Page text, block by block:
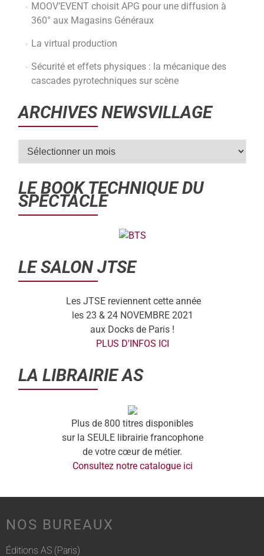
MOOV’EVENT choisit APG pour une diffusion à
360° aux Magasins Généraux
La virtual production
Sécurité et effets physiques : la mécanique des
cascades pyrotechniques sur scène
ARCHIVES NEWSVILLAGE
LE BOOK TECHNIQUE DU
SPECTACLE
LE SALON JTSE
Les JTSE reviennent cette année
les 23 & 24 NOVEMBRE 2021
aux Docks de Paris !
PLUS D'INFOS ICI
LA LIBRAIRIE AS
Plus de 800 titres disponibles
sur la SEULE librairie francophone
de votre cœur de métier.
Consultez notre catalogue ici
NOS BUREAUX
Éditions AS (Paris)